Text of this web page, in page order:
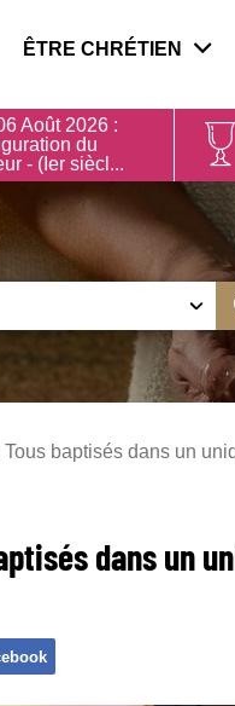
ÊTRE CHRÉTIEN
Août 2026 :
du
- (Ier siècl...
Tous baptisés dans un
dans un